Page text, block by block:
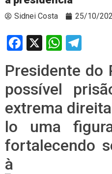
Sidnei Costa 25/10/
Facebook
X
Presidente do
possível
extrema
lo uma
fortalecendo
à